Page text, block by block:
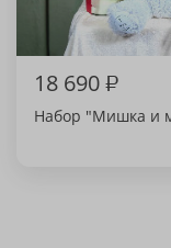
18 690₽
Набор "Мишка и